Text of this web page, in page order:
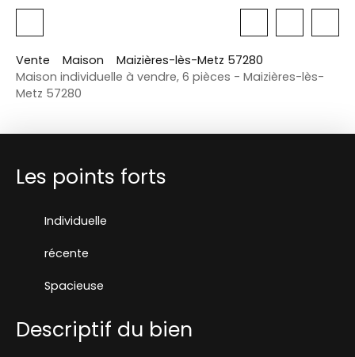
Vente Maison
Maizières-lès-Metz 57280
Maison individuelle à vendre, 6 pièces - Maizières-lès-
Metz 57280
Les points forts
Individuelle
récente
Spacieuse
Descriptif du bien